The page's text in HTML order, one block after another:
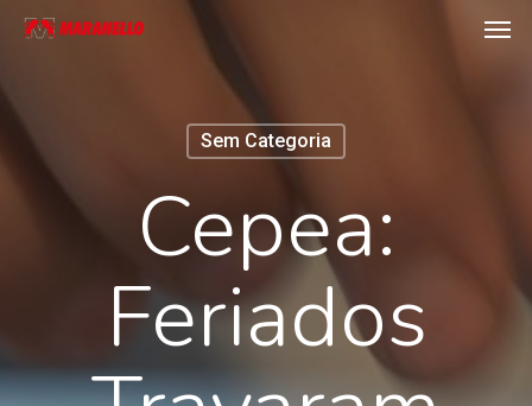
Skip
content
Sem Categoria
Cepea:
Feriados